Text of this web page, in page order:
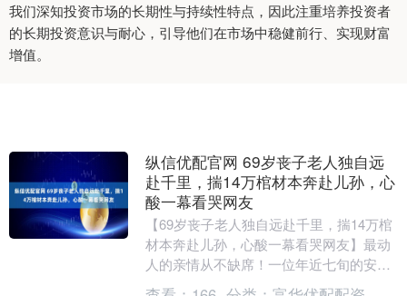
我们深知投资市场的长期性与持续性特点，因此注重培养投资者
的长期投资意识与耐心，引导他们在市场中稳健前行、实现财富
增值。
纵信优配官网 69岁丧子老人独自远
赴千里，揣14万棺材本奔赴儿孙，心
酸一幕看哭网友
【69岁丧子老人独自远赴千里，揣14万棺
材本奔赴儿孙，心酸一幕看哭网友】最动
人的亲情从不缺席！一位年近七旬的安徽
公公，六年未曾与儿媳、孙子相见，满心